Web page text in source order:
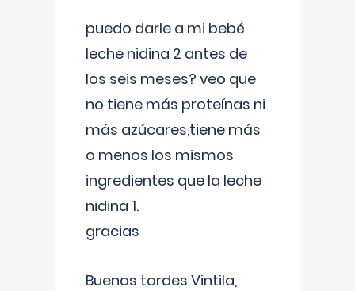
puedo darle a mi bebé
leche nidina 2 antes de
los seis meses? veo que
no tiene más proteínas ni
más azúcares,tiene más
o menos los mismos
ingredientes que la leche
nidina 1.
gracias
Buenas tardes Vintila,